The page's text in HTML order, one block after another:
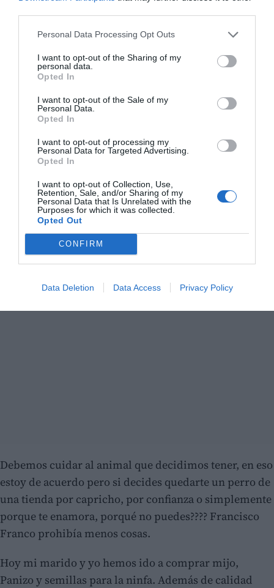
Personal Data Processing Opt Outs
I want to opt-out of the Sharing of my
personal data.
Opted In
I want to opt-out of the Sale of my
Personal Data.
Opted In
I want to opt-out of processing my
Personal Data for Targeted Advertising.
Opted In
I want to opt-out of Collection, Use,
Retention, Sale, and/or Sharing of my
Personal Data that Is Unrelated with the
Purposes for which it was collected.
Opted Out
CONFIRM
Data Deletion Data Access Privacy Policy
pero la peluquería y los baños de los canes siguen
hablando con el animal. Ha dedicado su vida a ello!!!
Eso es animalismo de verdad.
Debemos cuidar al animal que decidimos tener, en eso
estoy de acuerdo pero si decides quedarte un perro de
una tienda por capricho, por confianza o simplemente
porque te enamora, porqué no puedes???? Francisco
Franco prohibía menos cosas.
Hoy mi marido y yo hemos ido a comprar mijo,
Panizo y semillas para la ninfa. Además de calidad